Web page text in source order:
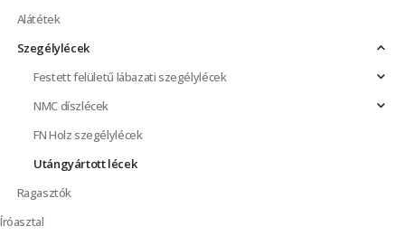
Alátétek
Szegélylécek
Festett felületű lábazati szegélylécek
NMC díszlécek
FN Holz szegélylécek
Utángyártott lécek
Ragasztók
Íróasztal